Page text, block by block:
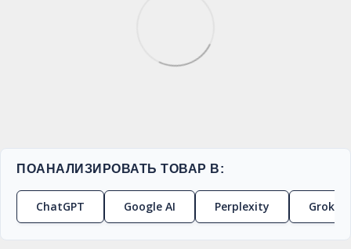
ПОАНАЛИЗИРОВАТЬ ТОВАР В:
ChatGPT Google AI Perplexity Grok